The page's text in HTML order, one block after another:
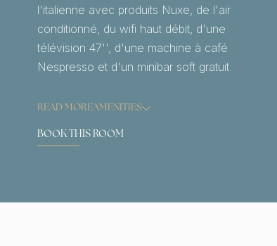
l'italienne avec produits Nuxe, de l'air
conditionné, du wifi haut débit, d'une
télévision 47'', d'une machine à café
Nespresso et d'un minibar soft gratuit.
READ MOREAMENITIES
BOOK THIS ROOM